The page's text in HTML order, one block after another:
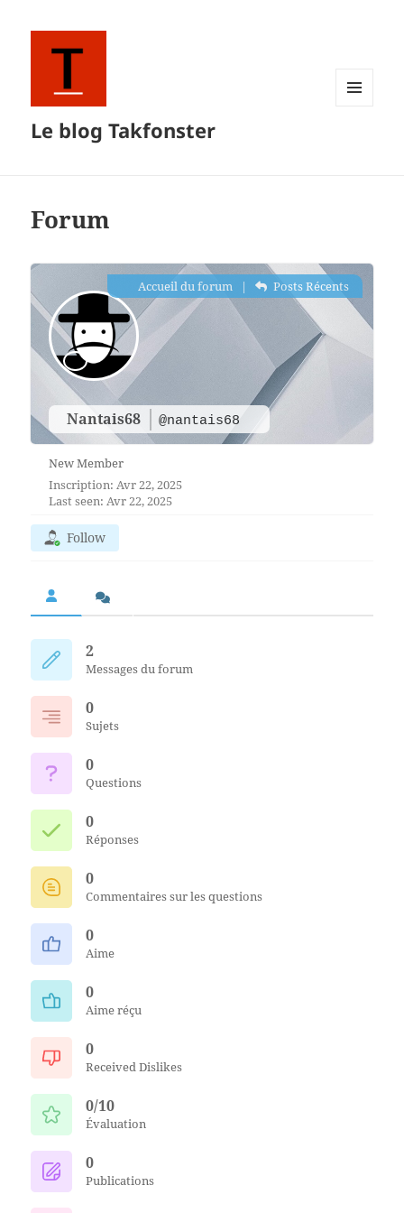
Le blog Takfonster
Forum
Nantais68 @nantais68
Accueil du forum | Posts Récents
New Member
Inscription: Avr 22, 2025
Last seen: Avr 22, 2025
Follow
2
Messages du forum
0
Sujets
0
Questions
0
Réponses
0
Commentaires sur les questions
0
Aime
0
Aime réçu
0
Received Dislikes
0/10
Évaluation
0
Publications